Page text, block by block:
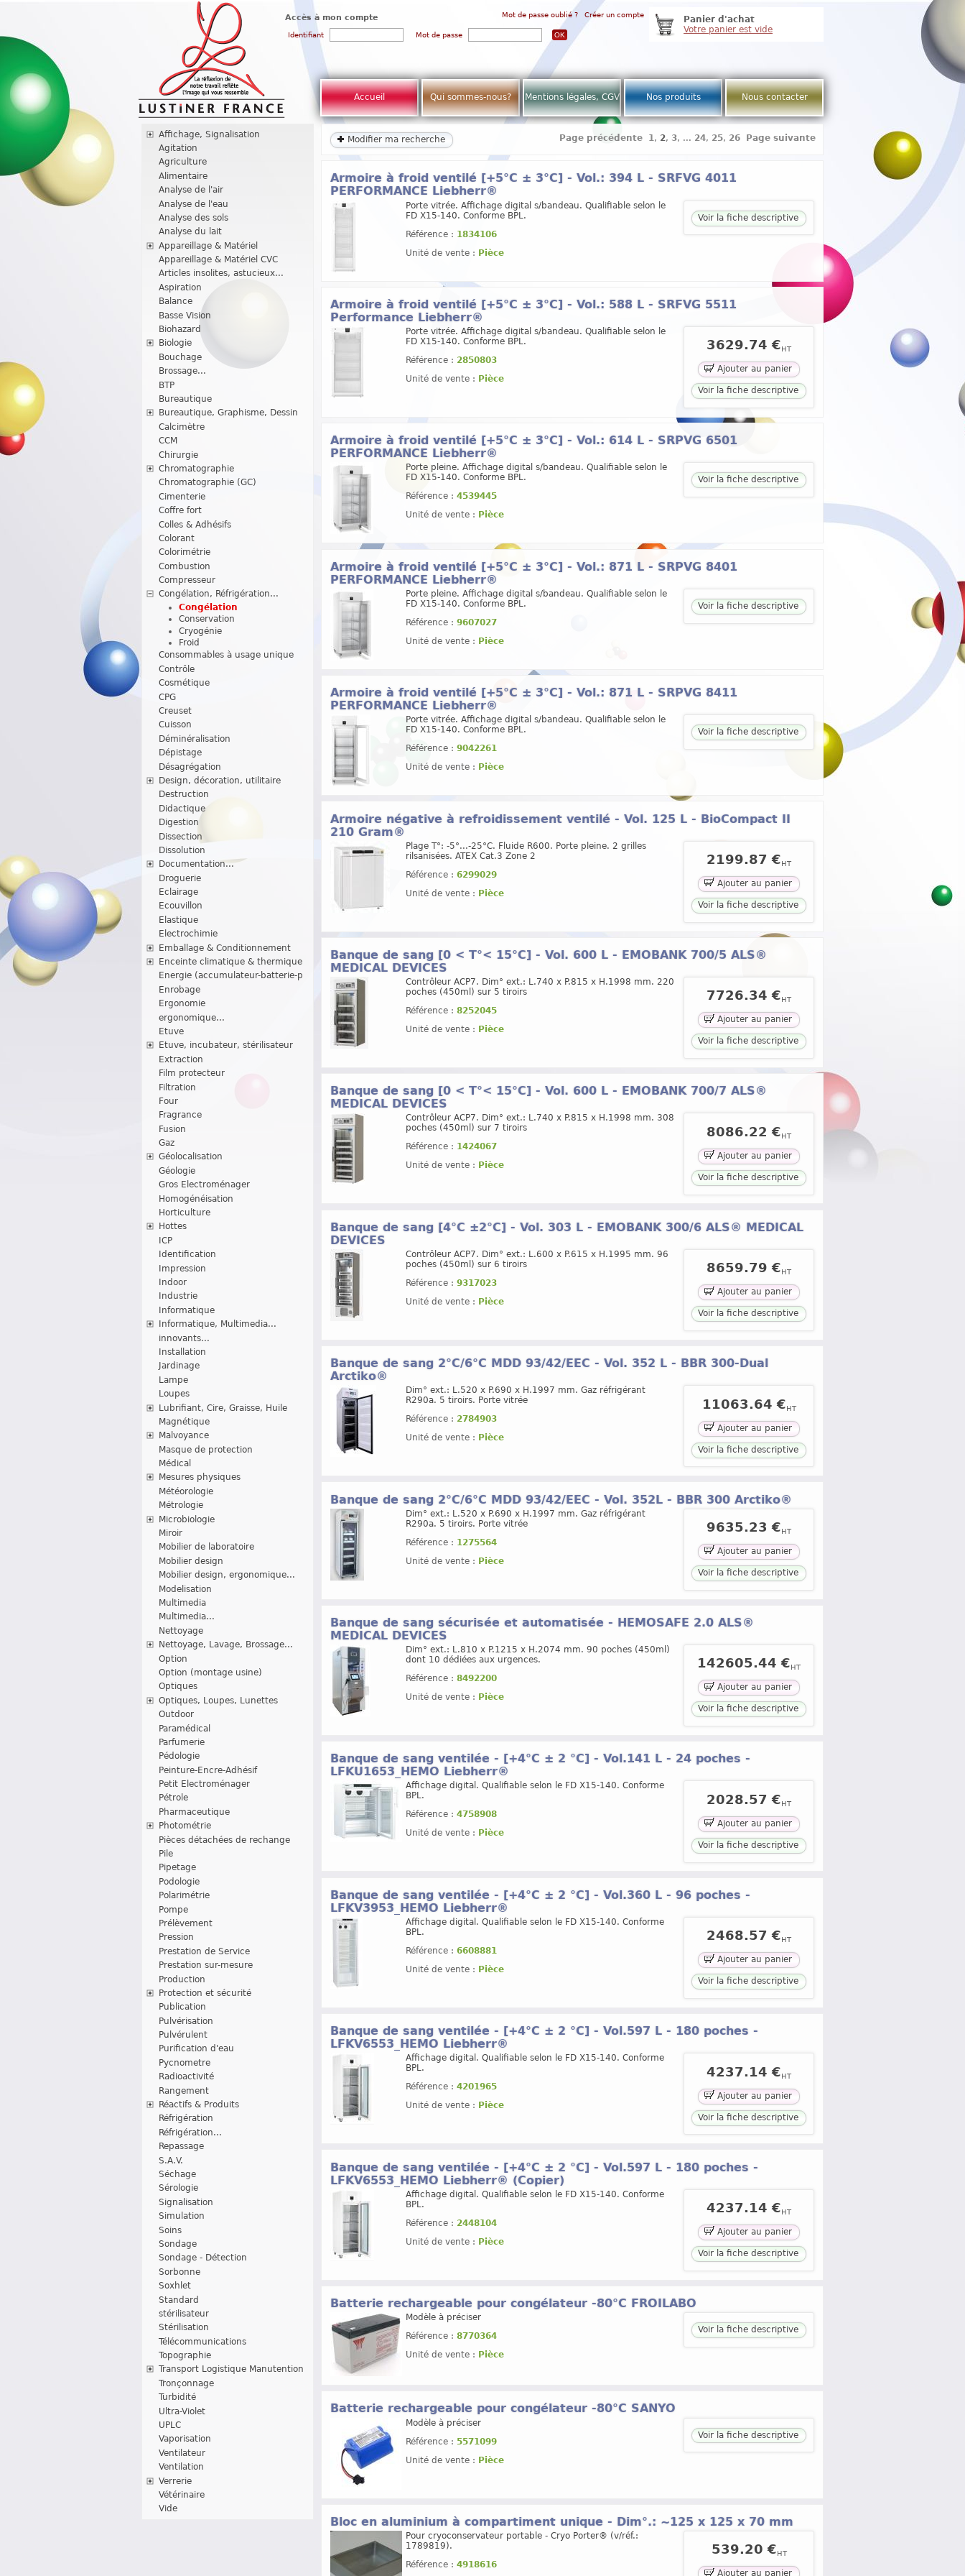
Accès à mon compte Mot de passe oublié ? Créer un compte
Identifiant Mot de passe
Panier d'achat
Votre panier est vide
Accueil Qui sommes-nous? Mentions légales, CGV Nos produits Nous contacter
Affichage, Signalisation
Agitation
Agriculture
Alimentaire
Analyse de l'air
Analyse de l'eau
Analyse des sols
Analyse du lait
Appareillage & Matériel
Appareillage & Matériel CVC
Articles insolites, astucieux...
Aspiration
Balance
Basse Vision
Biohazard
Biologie
Bouchage
Brossage...
BTP
Bureautique
Bureautique, Graphisme, Dessin
Calcimètre
CCM
Chirurgie
Chromatographie
Chromatographie (GC)
Cimenterie
Coffre fort
Colles & Adhésifs
Colorant
Colorimétrie
Combustion
Compresseur
Congélation, Réfrigération...
Congélation
Conservation
Cryogénie
Froid
Consommables à usage unique
Contrôle
Cosmétique
CPG
Creuset
Cuisson
Déminéralisation
Dépistage
Désagrégation
Design, décoration, utilitaire
Destruction
Didactique
Digestion
Dissection
Dissolution
Documentation...
Droguerie
Eclairage
Ecouvillon
Elastique
Electrochimie
Emballage & Conditionnement
Enceinte climatique & thermique
Energie (accumulateur-batterie-p
Enrobage
Ergonomie
ergonomique...
Etuve
Etuve, incubateur, stérilisateur
Extraction
Film protecteur
Filtration
Four
Fragrance
Fusion
Gaz
Géolocalisation
Géologie
Gros Electroménager
Homogénéisation
Horticulture
Hottes
ICP
Identification
Impression
Indoor
Industrie
Informatique
Informatique, Multimedia...
innovants...
Installation
Jardinage
Lampe
Loupes
Lubrifiant, Cire, Graisse, Huile
Magnétique
Malvoyance
Masque de protection
Médical
Mesures physiques
Météorologie
Métrologie
Microbiologie
Miroir
Mobilier de laboratoire
Mobilier design
Mobilier design, ergonomique...
Modelisation
Multimedia
Multimedia...
Nettoyage
Nettoyage, Lavage, Brossage...
Option
Option (montage usine)
Optiques
Optiques, Loupes, Lunettes
Outdoor
Paramédical
Parfumerie
Pédologie
Peinture-Encre-Adhésif
Petit Electroménager
Pétrole
Pharmaceutique
Photométrie
Pièces détachées de rechange
Pile
Pipetage
Podologie
Polarimétrie
Pompe
Prélèvement
Pression
Prestation de Service
Prestation sur-mesure
Production
Protection et sécurité
Publication
Pulvérisation
Pulvérulent
Purification d'eau
Pycnometre
Radioactivité
Rangement
Réactifs & Produits
Réfrigération
Réfrigération...
Repassage
S.A.V.
Séchage
Sérologie
Signalisation
Simulation
Soins
Sondage
Sondage - Détection
Sorbonne
Soxhlet
Standard
stérilisateur
Stérilisation
Télécommunications
Topographie
Transport Logistique Manutention
Tronçonnage
Turbidité
Ultra-Violet
UPLC
Vaporisation
Ventilateur
Ventilation
Verrerie
Vétérinaire
Vide
Modifier ma recherche Page précédente 1, 2, 3, ... 24, 25, 26 Page suivante
Armoire à froid ventilé [+5°C ± 3°C] - Vol.: 394 L - SRFVG 4011
PERFORMANCE Liebherr®
Porte vitrée. Affichage digital s/bandeau. Qualifiable selon le
FD X15-140. Conforme BPL.
Référence : 1834106
Unité de vente : Pièce
Voir la fiche descriptive
Armoire à froid ventilé [+5°C ± 3°C] - Vol.: 588 L - SRFVG 5511
Performance Liebherr®
Porte vitrée. Affichage digital s/bandeau. Qualifiable selon le
FD X15-140. Conforme BPL.
Référence : 2850803
Unité de vente : Pièce
3629.74 € HT
Ajouter au panier
Voir la fiche descriptive
Armoire à froid ventilé [+5°C ± 3°C] - Vol.: 614 L - SRPVG 6501
PERFORMANCE Liebherr®
Porte pleine. Affichage digital s/bandeau. Qualifiable selon le
FD X15-140. Conforme BPL.
Référence : 4539445
Unité de vente : Pièce
Voir la fiche descriptive
Armoire à froid ventilé [+5°C ± 3°C] - Vol.: 871 L - SRPVG 8401
PERFORMANCE Liebherr®
Porte pleine. Affichage digital s/bandeau. Qualifiable selon le
FD X15-140. Conforme BPL.
Référence : 9607027
Unité de vente : Pièce
Voir la fiche descriptive
Armoire à froid ventilé [+5°C ± 3°C] - Vol.: 871 L - SRPVG 8411
PERFORMANCE Liebherr®
Porte vitrée. Affichage digital s/bandeau. Qualifiable selon le
FD X15-140. Conforme BPL.
Référence : 9042261
Unité de vente : Pièce
Voir la fiche descriptive
Armoire négative à refroidissement ventilé - Vol. 125 L - BioCompact II
210 Gram®
Plage T°: -5°...-25°C. Fluide R600. Porte pleine. 2 grilles
rilsanisées. ATEX Cat.3 Zone 2
Référence : 6299029
Unité de vente : Pièce
2199.87 € HT
Ajouter au panier
Voir la fiche descriptive
Banque de sang [0 < T°< 15°C] - Vol. 600 L - EMOBANK 700/5 ALS®
MEDICAL DEVICES
Contrôleur ACP7. Dim° ext.: L.740 x P.815 x H.1998 mm. 220
poches (450ml) sur 5 tiroirs
Référence : 8252045
Unité de vente : Pièce
7726.34 € HT
Ajouter au panier
Voir la fiche descriptive
Banque de sang [0 < T°< 15°C] - Vol. 600 L - EMOBANK 700/7 ALS®
MEDICAL DEVICES
Contrôleur ACP7. Dim° ext.: L.740 x P.815 x H.1998 mm. 308
poches (450ml) sur 7 tiroirs
Référence : 1424067
Unité de vente : Pièce
8086.22 €HT
Ajouter au panier
Voir la fiche descriptive
Banque de sang [4°C ±2°C] - Vol. 303 L - EMOBANK 300/6 ALS® MEDICAL
DEVICES
Contrôleur ACP7. Dim° ext.: L.600 x P.615 x H.1995 mm. 96
poches (450ml) sur 6 tiroirs
Référence : 9317023
Unité de vente : Pièce
8659.79 € HT
Ajouter au panier
Voir la fiche descriptive
Banque de sang 2°C/6°C MDD 93/42/EEC - Vol. 352 L - BBR 300-Dual
Arctiko®
Dim° ext.: L.520 x P.690 x H.1997 mm. Gaz réfrigérant
R290a. 5 tiroirs. Porte vitrée
Référence : 2784903
Unité de vente : Pièce
11063.64 €HT
Ajouter au panier
Voir la fiche descriptive
Banque de sang 2°C/6°C MDD 93/42/EEC - Vol. 352L - BBR 300 Arctiko®
Dim° ext.: L.520 x P.690 x H.1997 mm. Gaz réfrigérant
R290a. 5 tiroirs. Porte vitrée
Référence : 1275564
Unité de vente : Pièce
9635.23 € HT
Ajouter au panier
Voir la fiche descriptive
Banque de sang sécurisée et automatisée - HEMOSAFE 2.0 ALS®
MEDICAL DEVICES
Dim° ext.: L.810 x P.1215 x H.2074 mm. 90 poches (450ml)
dont 10 dédiées aux urgences.
Référence : 8492200
Unité de vente : Pièce
142605.44 € HT
Ajouter au panier
Voir la fiche descriptive
Banque de sang ventilée - [+4°C ± 2 °C] - Vol.141 L - 24 poches -
LFKU1653_HEMO Liebherr®
Affichage digital. Qualifiable selon le FD X15-140. Conforme
BPL.
Référence : 4758908
Unité de vente : Pièce
2028.57 €HT
Ajouter au panier
Voir la fiche descriptive
Banque de sang ventilée - [+4°C ± 2 °C] - Vol.360 L - 96 poches -
LFKV3953_HEMO Liebherr®
Affichage digital. Qualifiable selon le FD X15-140. Conforme
BPL.
Référence : 6608881
Unité de vente : Pièce
2468.57 € HT
Ajouter au panier
Voir la fiche descriptive
Banque de sang ventilée - [+4°C ± 2 °C] - Vol.597 L - 180 poches -
LFKV6553_HEMO Liebherr®
Affichage digital. Qualifiable selon le FD X15-140. Conforme
BPL.
Référence : 4201965
Unité de vente : Pièce
4237.14 €HT
Ajouter au panier
Voir la fiche descriptive
Banque de sang ventilée - [+4°C ± 2 °C] - Vol.597 L - 180 poches -
LFKV6553_HEMO Liebherr® (Copier)
Affichage digital. Qualifiable selon le FD X15-140. Conforme
BPL.
Référence : 2448104
Unité de vente : Pièce
4237.14 € HT
Ajouter au panier
Voir la fiche descriptive
Batterie rechargeable pour congélateur -80°C FROILABO
Modèle à préciser
Référence : 8770364
Unité de vente : Pièce
Voir la fiche descriptive
Batterie rechargeable pour congélateur -80°C SANYO
Modèle à préciser
Référence : 5571099
Unité de vente : Pièce
Voir la fiche descriptive
Bloc en aluminium à compartiment unique - Dim°.: ~125 x 125 x 70 mm
Pour cryoconservateur portable - Cryo Porter® (v/réf.:
1789819).
Référence : 4918616
539.20 € HT
Ajouter au panier